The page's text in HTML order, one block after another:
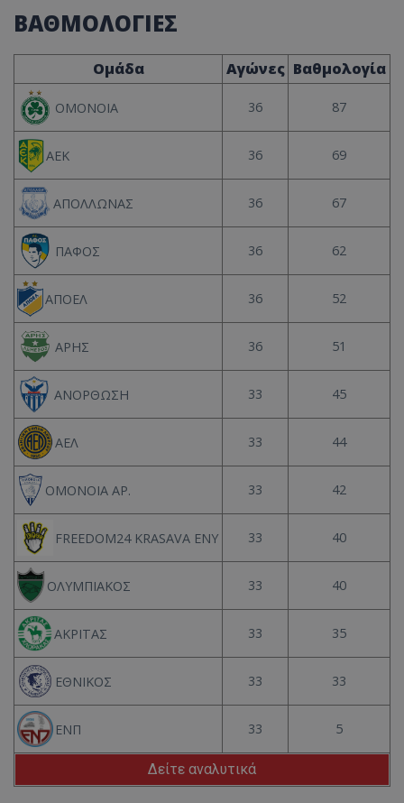
ΒΑΘΜΟΛΟΓΙΕΣ
Ομάδα Αγώνες Βαθμολογία
ΟΜΟΝΟΙΑ 36 87
ΑΕΚ 36 69
ΑΠΟΛΛΩΝΑΣ 36 67
ΠΑΦΟΣ 36 62
ΑΠΟΕΛ 36 52
ΑΡΗΣ 36 51
ΑΝΟΡΘΩΣΗ 33 45
ΑΕΛ 33 44
ΟΜΟΝΟΙΑ ΑΡ. 33 42
FREEDOM24 KRASAVA ΕΝΥ 33 40
ΟΛΥΜΠΙΑΚΟΣ 33 40
ΑΚΡΙΤΑΣ 33 35
ΕΘΝΙΚΟΣ 33 33
ΕΝΠ 33 5
Δείτε αναλυτικά